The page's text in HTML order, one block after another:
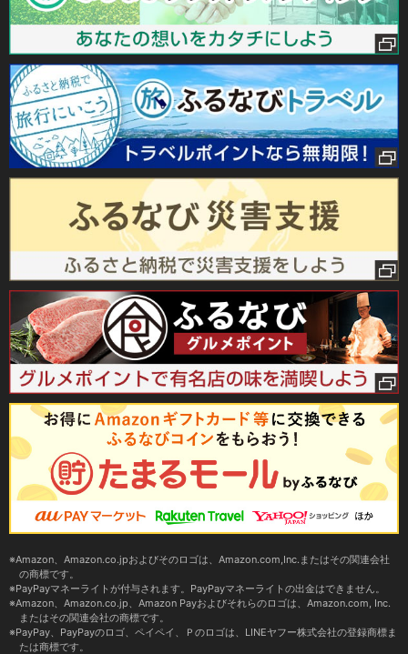
Amazon、Amazon.co.jpおよびそのロゴは、Amazon.com,Inc.またはその関連会社
の商標です。
PayPayマネーライトが付与されます。PayPayマネーライトの出金はできません。
Amazon、Amazon.co.jp、Amazon Payおよびそれらのロゴは、Amazon.com, Inc.
またはその関連会社の商標です。
PayPay、PayPayのロゴ、ペイペイ、Ｐのロゴは、LINEヤフー株式会社の登録商標ま
たは商標です。